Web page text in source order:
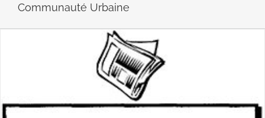
Communauté Urbaine